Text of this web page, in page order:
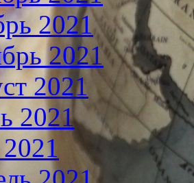
2021
2021
2021
2021